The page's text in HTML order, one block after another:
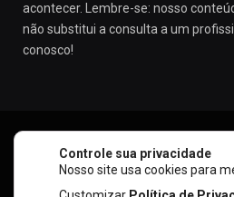
acontecer. Lembre-se: nosso
não substitui a consulta a um
conosco!
SOBRE NÓS CONTATO
POLÍTICA DE COOKIES
Controle sua privacidade
Nosso site usa cookies para